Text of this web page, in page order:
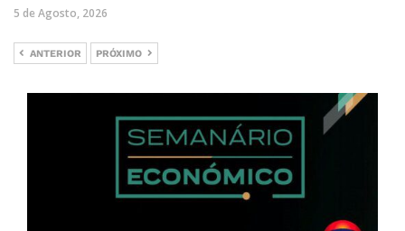
5 de Agosto, 2026
ANTERIOR PRÓXIMO